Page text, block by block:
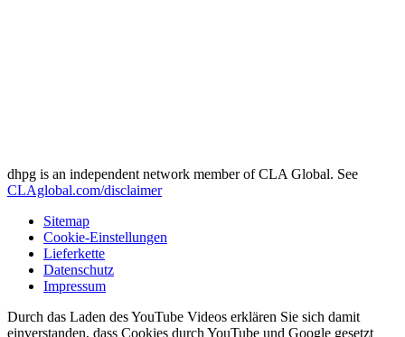
dhpg is an independent network member of CLA Global. See
CLAglobal.com/disclaimer
Sitemap
Cookie-Einstellungen
Lieferkette
Datenschutz
Impressum
Durch das Laden des YouTube Videos erklären Sie sich damit
einverstanden, dass Cookies durch YouTube und Google gesetzt